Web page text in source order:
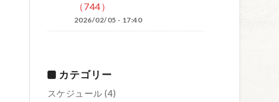
（744）
2026/02/05 - 17:40
カテゴリー
スケジュール (4)